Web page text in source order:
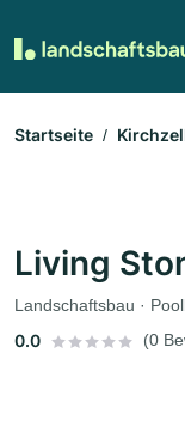
Startseite
Living
0.0 (0